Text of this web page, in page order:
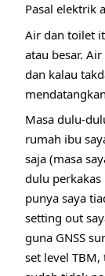
Pasal elektrik
Air dan toilet
atau besar.
dan kalau
Masa dulu-
rumah ibu
saja (masa
dulu
punya saya
setting out
guna GNSS
set level